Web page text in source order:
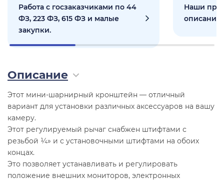
Работа с госзаказчиками по 44
ФЗ, 223 ФЗ, 615 ФЗ и малые
закупки.
Наши
Описание
Этот мини-шарнирный кронштейн — отличный
вариант для установки различных аксессуаров на вашу
камеру.
Этот регулируемый рычаг снабжен штифтами с
резьбой ¼» и с установочными штифтами на обоих
концах.
Это позволяет устанавливать и регулировать
положение внешних мониторов, электронных